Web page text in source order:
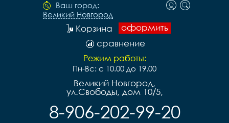
Ваш город:
Великий Новгород
оформить
Корзина
сравнение
Режим работы:
Пн-Вс: с 10.00 до 19.00
Великий Новгород,
ул.Свободы, дом 10/5,
8-906-202-99-20